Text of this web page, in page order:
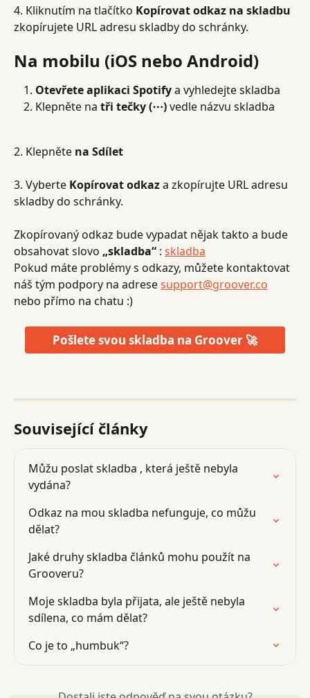
4. Kliknutím na tlačítko Kopírovat odkaz na skladbu
zkopírujete URL adresu skladby do schránky.
Na mobilu (iOS nebo Android)
Otevřete aplikaci Spotify a vyhledejte skladba
Klepněte na tři tečky (⋯) vedle názvu skladba
2. Klepněte na Sdílet
3. Vyberte Kopírovat odkaz a zkopírujte URL adresu
skladby do schránky.
Zkopírovaný odkaz bude vypadat nějak takto a bude
obsahovat slovo „skladba“ : skladba
Pokud máte problémy s odkazy, můžete kontaktovat
náš tým podpory na adrese support@groover.co
nebo přímo na chatu :)
Pošlete svou skladba na Groover 🚀
Související články
Můžu poslat skladba , která ještě nebyla
vydána?
Odkaz na mou skladba nefunguje, co můžu
dělat?
Jaké druhy skladba článků mohu použít na
Grooveru?
Moje skladba byla přijata, ale ještě nebyla
sdílena, co mám dělat?
Co je to „humbuk“?